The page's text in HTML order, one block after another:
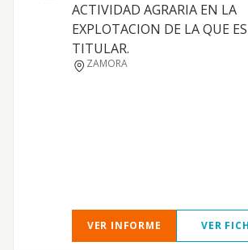
ACTIVIDAD AGRARIA EN LA
EXPLOTACION DE LA QUE ES
TITULAR.
ZAMORA
VER INFORME VER